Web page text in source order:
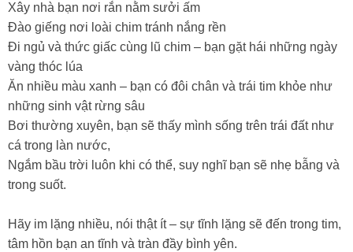
Xây nhà bạn nơi rắn nằm sưởi ấm
Đào giếng nơi loài chim tránh nắng rền
Đi ngủ và thức giấc cùng lũ chim – bạn gặt hái những ngày
vàng thóc lúa
Ăn nhiều màu xanh – bạn có đôi chân và trái tim khỏe như
những sinh vật rừng sâu
Bơi thường xuyên, bạn sẽ thấy mình sống trên trái đất như
cá trong làn nước,
Ngắm bầu trời luôn khi có thể, suy nghĩ bạn sẽ nhẹ bẫng và
trong suốt.
Hãy im lặng nhiều, nói thật ít – sự tĩnh lặng sẽ đến trong tim,
tâm hồn bạn an tĩnh và tràn đầy bình yên.